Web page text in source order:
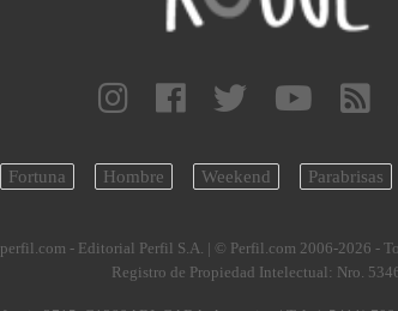
Fortuna Hombre Weekend Parabrisas
- Editorial Perfil S.A. | © Perfil.com 2006-2026 -
Registro de Propiedad Intelectual: Nro.